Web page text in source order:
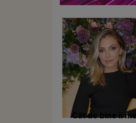
Cât de bine îi